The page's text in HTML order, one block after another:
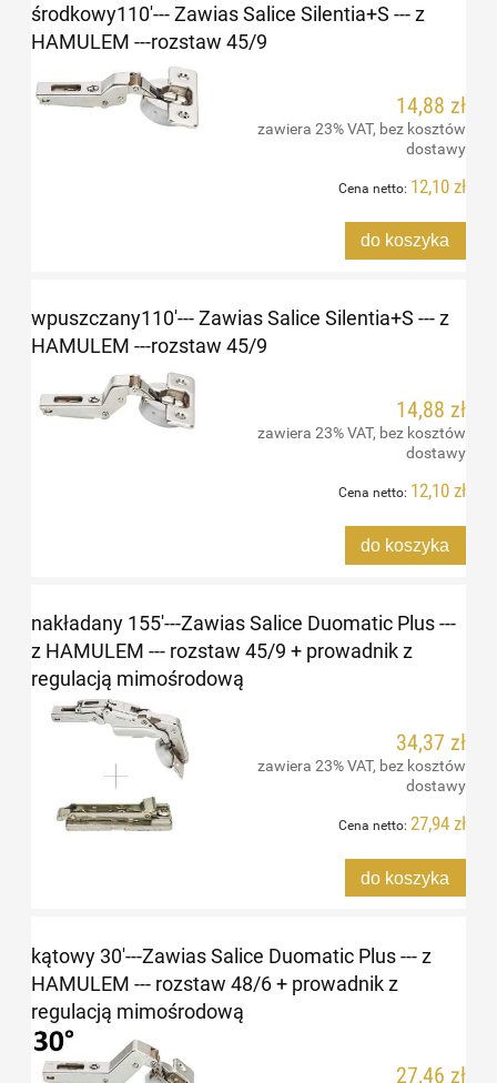
środkowy110'--- Zawias Salice Silentia+S --- z
HAMULEM ---rozstaw 45/9
14,88 zł
zawiera 23% VAT, bez kosztów
dostawy
Cena netto: 12,10 zł
do koszyka
wpuszczany110'--- Zawias Salice Silentia+S --- z
HAMULEM ---rozstaw 45/9
14,88 zł
zawiera 23% VAT, bez kosztów
dostawy
Cena netto: 12,10 zł
do koszyka
nakładany 155'---Zawias Salice Duomatic Plus ---
z HAMULEM --- rozstaw 45/9 + prowadnik z
regulacją mimośrodową
34,37 zł
zawiera 23% VAT, bez kosztów
dostawy
Cena netto: 27,94 zł
do koszyka
kątowy 30'---Zawias Salice Duomatic Plus --- z
HAMULEM --- rozstaw 48/6 + prowadnik z
regulacją mimośrodową
27,46 zł